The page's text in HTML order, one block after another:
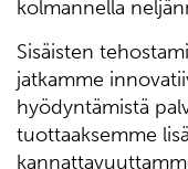
kolmannella
Sisäisten
jatkamme
hyödyntämistä
tuottaaksemme